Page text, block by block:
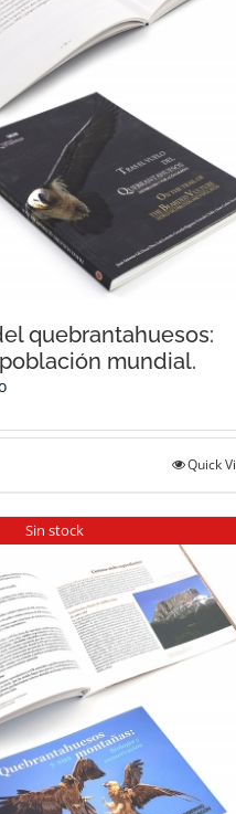
quebrantahuesos:
mundial.
Quick
Sin stock